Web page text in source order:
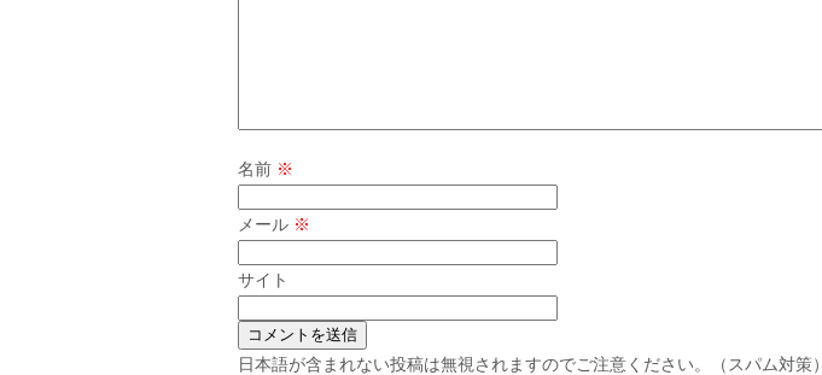
名前 ※
メール ※
サイト
日本語が含まれない投稿は無視されますのでご注意ください。（スパム対策）